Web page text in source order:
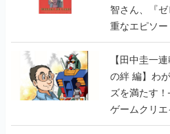
智さん、『
重なエピソ
【田中圭一連
の絆 編】わ
ズを満たす
ゲームクリ
【若ゲのい